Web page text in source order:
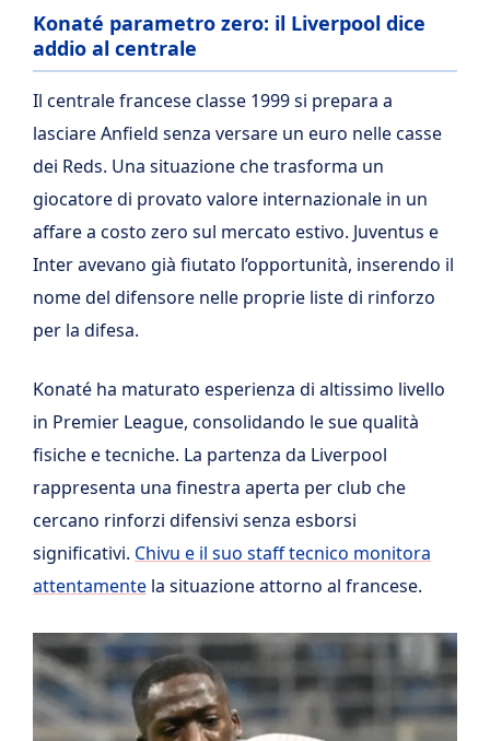
Konaté parametro zero: il Liverpool dice
addio al centrale
Il centrale francese classe 1999 si prepara a
lasciare Anfield senza versare un euro nelle casse
dei Reds. Una situazione che trasforma un
giocatore di provato valore internazionale in un
affare a costo zero sul mercato estivo. Juventus e
Inter avevano già fiutato l’opportunità, inserendo il
nome del difensore nelle proprie liste di rinforzo
per la difesa.
Konaté ha maturato esperienza di altissimo livello
in Premier League, consolidando le sue qualità
fisiche e tecniche. La partenza da Liverpool
rappresenta una finestra aperta per club che
cercano rinforzi difensivi senza esborsi
significativi. Chivu e il suo staff tecnico monitora
attentamente la situazione attorno al francese.